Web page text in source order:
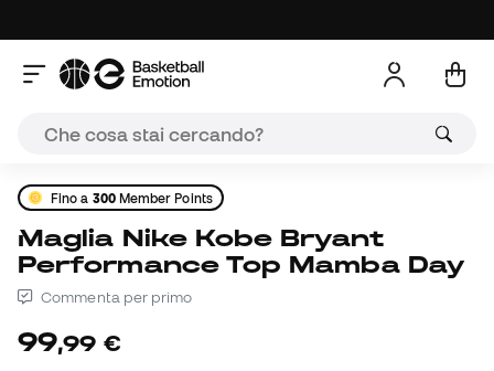
Fino a 300Member Points
Maglia Nike Kobe Bryant
Performance Top Mamba Day
Commenta per primo
99,99 €